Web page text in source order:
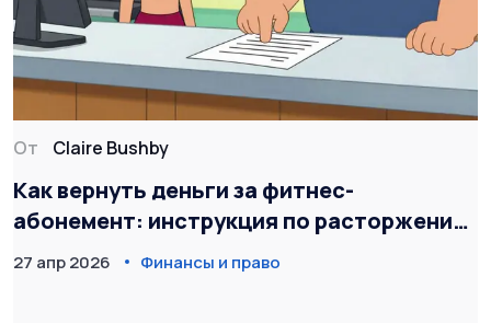
От Claire Bushby
Как вернуть деньги за фитнес-
абонемент: инструкция по расторжению
договора
27 апр 2026 Финансы и право